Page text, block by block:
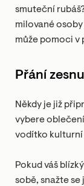
smuteční
milované
může pomoci v
Přání
Někdy je již
vybere
vodítko kulturní
Pokud váš
sobě, snažte